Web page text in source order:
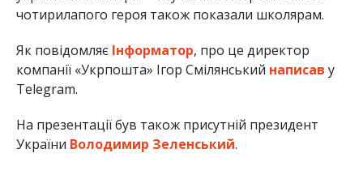
чотирилапого героя також показали школярам.
Як повідомляє Інформатор, про це директор
компанії «Укрпошта» Ігор Смілянський написав у
Telegram.
На презентації був також присутній президент
України Володимир Зеленський.